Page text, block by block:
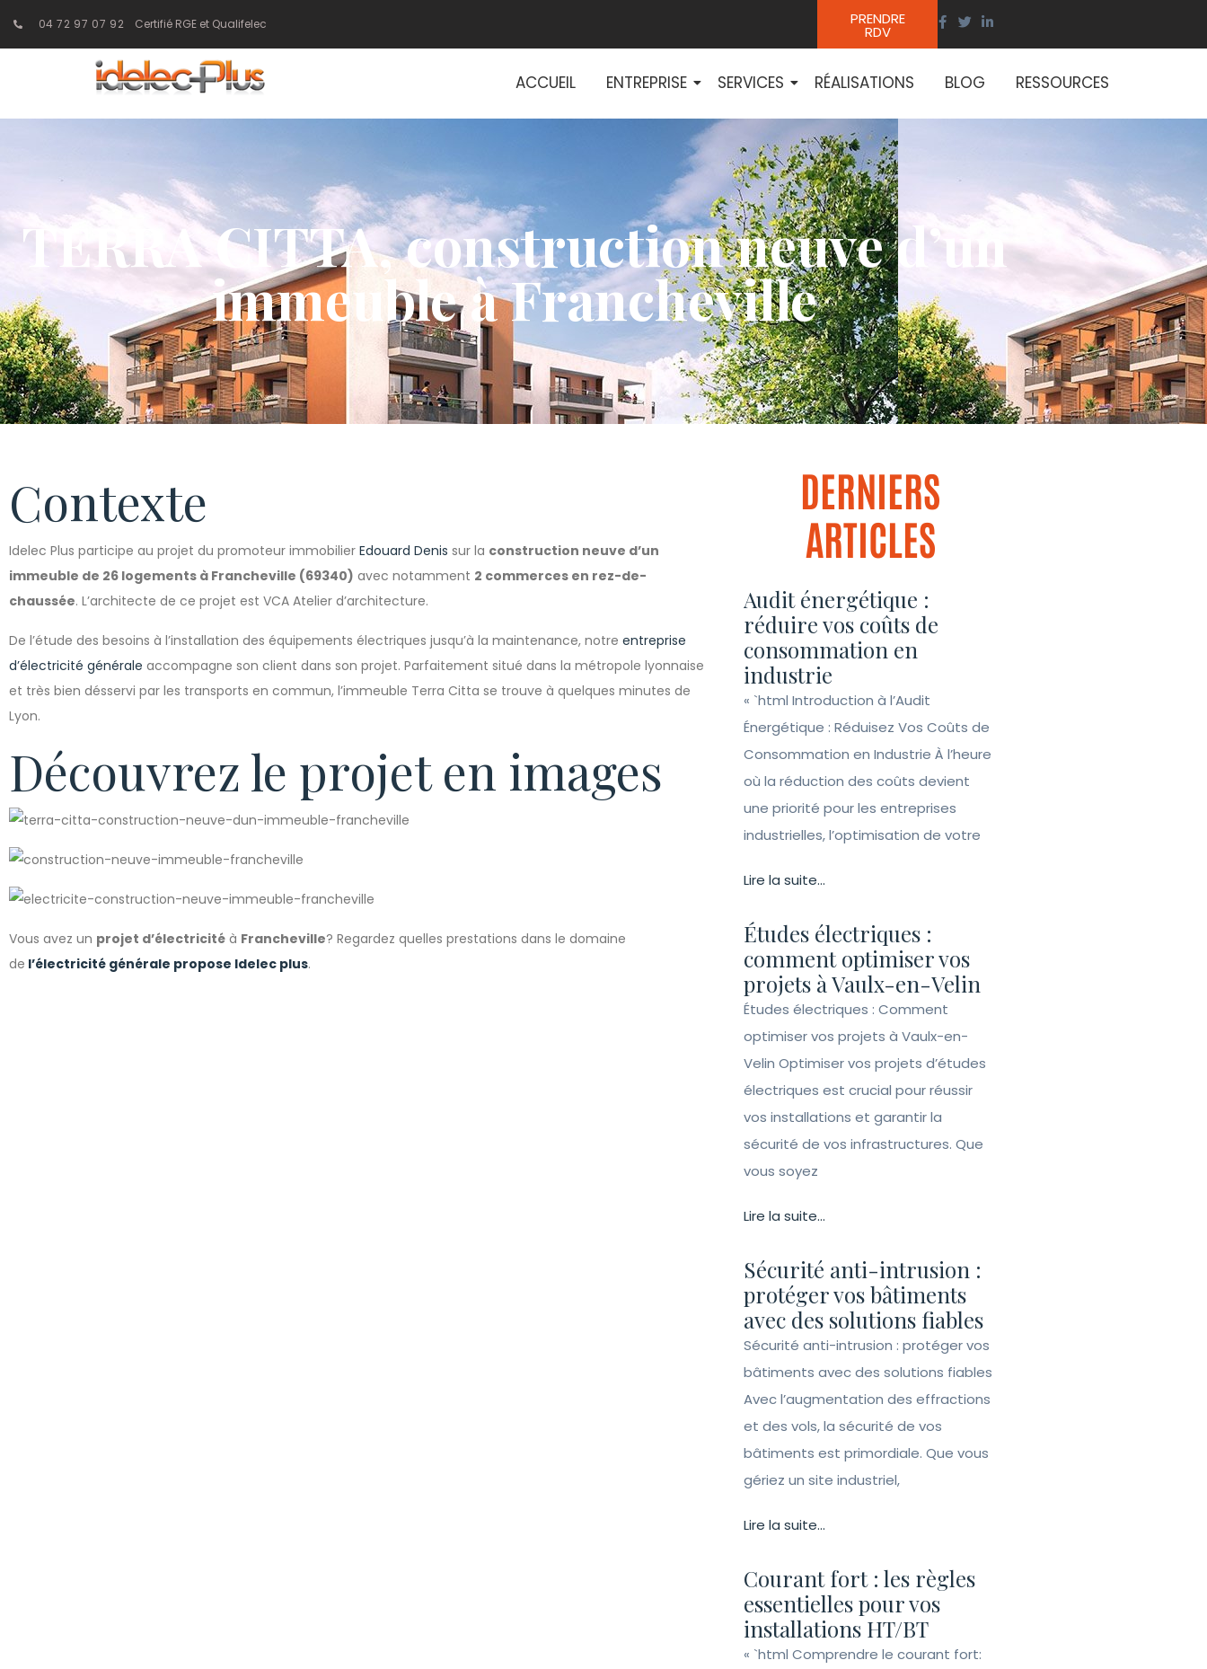
04 72 97 07 92 Certifié RGE et Qualifelec PRENDRE
RDV
ACCUEIL ENTREPRISE SERVICES RÉALISATIONS BLOG RESSOURCES
TERRA CITTA, construction neuve d’un
immeuble à Francheville
Contexte
Idelec Plus participe au projet du promoteur immobilier Edouard Denis sur la construction neuve d’un
immeuble de 26 logements à Francheville (69340) avec notamment 2 commerces en rez-de-
chaussée. L’architecte de ce projet est VCA Atelier d’architecture.
De l’étude des besoins à l’installation des équipements électriques jusqu’à la maintenance, notre entreprise
d’électricité générale accompagne son client dans son projet. Parfaitement situé dans la métropole lyonnaise
et très bien désservi par les transports en commun, l’immeuble Terra Citta se trouve à quelques minutes de
Lyon.
Découvrez le projet en images
Vous avez un projet d’électricité à Francheville? Regardez quelles prestations dans le domaine
de l’électricité générale propose Idelec plus.
DERNIERS
ARTICLES
Audit énergétique :
réduire vos coûts de
consommation en
industrie
« `html Introduction à l’Audit
Énergétique : Réduisez Vos Coûts de
Consommation en Industrie À l’heure
où la réduction des coûts devient
une priorité pour les entreprises
industrielles, l’optimisation de votre
Lire la suite...
Études électriques :
comment optimiser vos
projets à Vaulx-en-Velin
Études électriques : Comment
optimiser vos projets à Vaulx-en-
Velin Optimiser vos projets d’études
électriques est crucial pour réussir
vos installations et garantir la
sécurité de vos infrastructures. Que
vous soyez
Lire la suite...
Sécurité anti-intrusion :
protéger vos bâtiments
avec des solutions fiables
Sécurité anti-intrusion : protéger vos
bâtiments avec des solutions fiables
Avec l’augmentation des effractions
et des vols, la sécurité de vos
bâtiments est primordiale. Que vous
gériez un site industriel,
Lire la suite...
Courant fort : les règles
essentielles pour vos
installations HT/BT
« `html Comprendre le courant fort: